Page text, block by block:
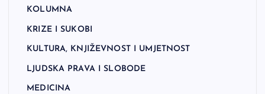
KOLUMNA
KRIZE I SUKOBI
KULTURA, KNJIŽEVNOST I UMJETNOST
LJUDSKA PRAVA I SLOBODE
MEDICINA